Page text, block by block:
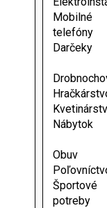
Mobilné
telefóny
Darčeky
Nábytok
Obuv
Športové
potreby